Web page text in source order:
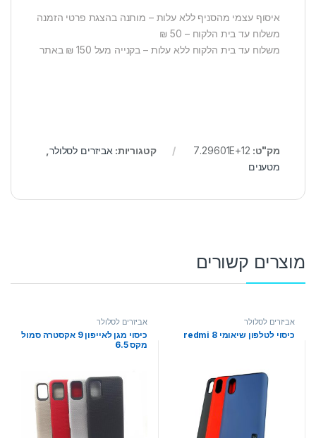
איסוף עצמי מהסניף ללא עלות – מותנה בהצגת פרטי הזמנה
משלוח עד בית הלקוח – 50 ₪
משלוח עד בית הלקוח ללא עלות – בקנייה מעל 150 ₪ באתר
מק"ט: 7.29601E+12 קטגוריות: אביזרים לסלולר
מטענים
מוצרים קשורים
אביזרים לסלולר
כיסוי לטלפון שיאומי redmi 8
אביזרים לסלולר
כיסוי מגן לאייפון 9 אקסטרה סמול
מקס 6.5